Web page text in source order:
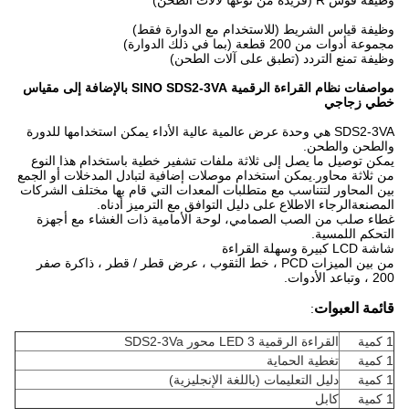
وظيفة قياس الشريط (للاستخدام مع الدوارة فقط)
مجموعة أدوات من 200 قطعة (بما في ذلك الدوارة)
وظيفة تمنع التردد (تطبق على آلات الطحن)
مواصفات نظام القراءة الرقمية SINO SDS2-3VA بالإضافة إلى مقياس
خطي زجاجي
SDS2-3VA هي وحدة عرض عالمية عالية الأداء يمكن استخدامها للدورة
والطحن والطحن.
يمكن توصيل ما يصل إلى ثلاثة ملفات تشفير خطية باستخدام هذا النوع
من ثلاثة محاور.يمكن استخدام موصلات إضافية لتبادل المدخلات أو الجمع
بين المحاور لتتناسب مع متطلبات المعدات التي قام بها مختلف الشركات
المصنعةالرجاء الاطلاع على دليل التوافق مع الترميز أدناه.
غطاء صلب من الصب الصمامي، لوحة الأمامية ذات الغشاء مع أجهزة
التحكم اللمسية.
شاشة LCD كبيرة وسهلة القراءة
من بين الميزات PCD ، خط الثقوب ، عرض قطر / قطر ، ذاكرة صفر
200 ، وتباعد الأدوات.
قائمة العبوات:
1 كمية
القراءة الرقمية LED 3 محور SDS2-3Va
1 كمية
تغطية الحماية
1 كمية
دليل التعليمات (باللغة الإنجليزية)
1 كمية
كابل